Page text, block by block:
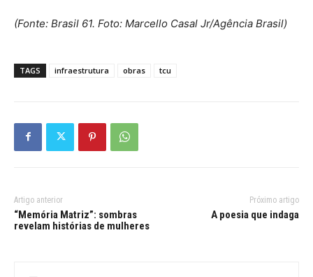
(Fonte: Brasil 61. Foto: Marcello Casal Jr/Agência Brasil)
TAGS infraestrutura obras tcu
Artigo anterior
“Memória Matriz”: sombras
revelam histórias de mulheres
Próximo artigo
A poesia que indaga